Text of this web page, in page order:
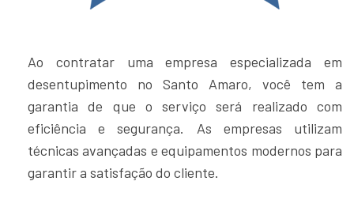
Ao contratar uma empresa especializada em
desentupimento no Santo Amaro, você tem a
garantia de que o serviço será realizado com
eficiência e segurança. As empresas utilizam
técnicas avançadas e equipamentos modernos para
garantir a satisfação do cliente.